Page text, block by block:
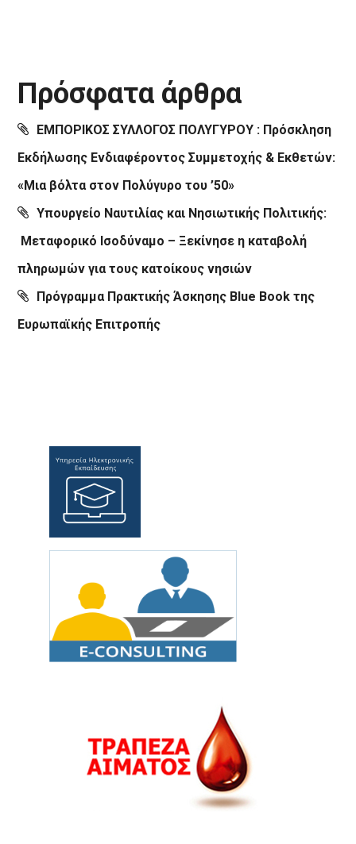
Πρόσφατα άρθρα
ΕΜΠΟΡΙΚΟΣ ΣΥΛΛΟΓΟΣ ΠΟΛΥΓΥΡΟΥ : Πρόσκληση
Εκδήλωσης Ενδιαφέροντος Συμμετοχής & Εκθετών:
«Μια βόλτα στον Πολύγυρο του ’50»
Υπουργείο Ναυτιλίας και Νησιωτικής Πολιτικής:
Μεταφορικό Ισοδύναμο – Ξεκίνησε η καταβολή
πληρωμών για τους κατοίκους νησιών
Πρόγραμμα Πρακτικής Άσκησης Blue Book της
Ευρωπαϊκής Επιτροπής